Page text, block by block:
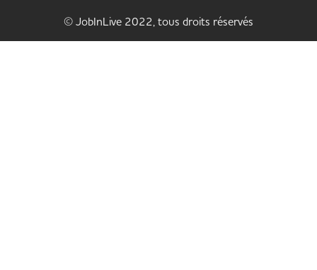
© JobInLive 2022, tous droits réservés